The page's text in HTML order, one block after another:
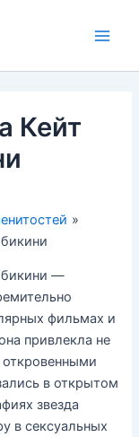
Кейт
бикини —
фильмах и
привлекла не
в открытом
звезда
в сексуальных